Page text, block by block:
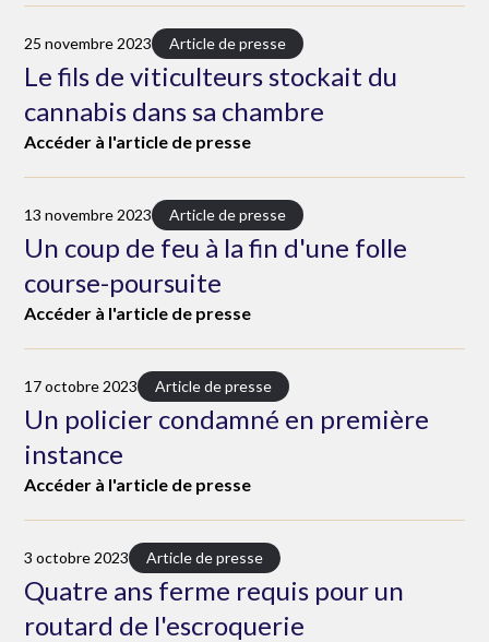
25 novembre 2023 Article de presse
Le fils de viticulteurs stockait du
cannabis dans sa chambre
Accéder à l'article de presse
13 novembre 2023 Article de presse
Un coup de feu à la fin d'une folle
course-poursuite
Accéder à l'article de presse
17 octobre 2023 Article de presse
Un policier condamné en première
instance
Accéder à l'article de presse
3 octobre 2023 Article de presse
Quatre ans ferme requis pour un
routard de l'escroquerie